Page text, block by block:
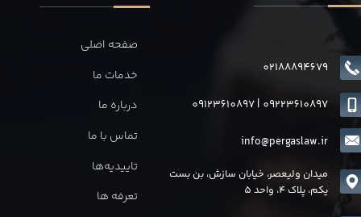
صفحه اصلی
خدمات ما
درباره ما
تماس با ما
تاییدیه‌ها
تعرفه ها
02188894679
info@pergaslaw.ir
09123610897| 09223610897
میدان ولیعصر، خیابان سازش، بن بست
یکم، پلاک 4، واحد 5